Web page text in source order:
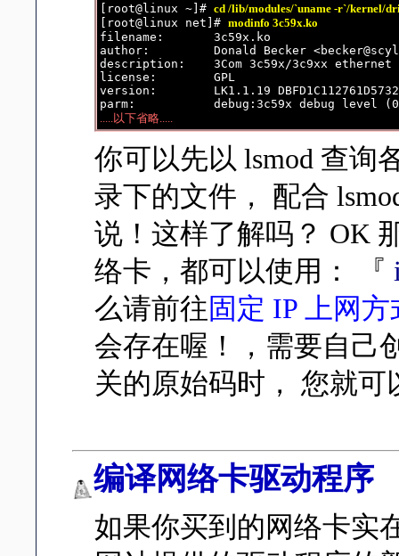
[root@linux ~]# cd /lib/modules/`uname -r`/kernel/
[root@linux net]# modinfo 3c59x.ko
filename:       3c59x.ko
author:         Donald Becker
description:    3Com 3c59x/3c9xx ethernet
license:        GPL
version:        LK1.1.19
.....以下省略.....
你可以先以 lsmod 查询
录下的文件， 配合
说！这样了解吗？ OK
络卡，都可以使用： 『
么请前往固定 IP 上网方
会存在喔！，需要自己
关的原始码时， 您就可
编译网络卡驱动程序
如果你买到的网络卡实